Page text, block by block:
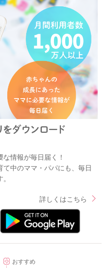
情報が毎日届く！
中のママ・パパにも、毎日
詳しくはこちら
おすすめ